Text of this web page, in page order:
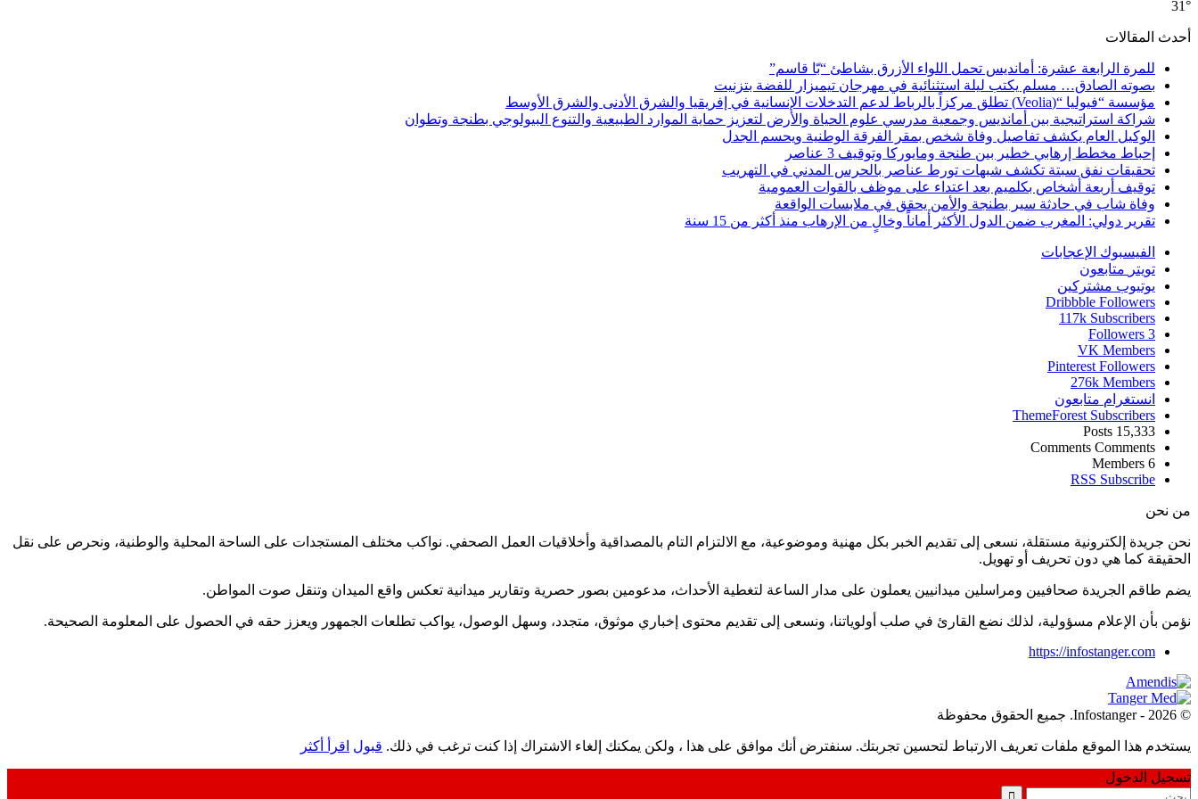
31°
أحدث المقالات
للمرة الرابعة عشرة: أمانديس تحمل اللواء الأزرق بشاطئ “بّا قاسم”
بصوته الصادق… مسلم يكتب ليلة استثنائية في مهرجان تيميزار للفضة بتزنيت
مؤسسة “فيوليا “(Veolia) تطلق مركزاً بالرباط لدعم التدخلات الإنسانية في إفريقيا والشرق الأدنى والشرق الأوسط
شراكة استراتيجية بين أمانديس وجمعية مدرسي علوم الحياة والأرض لتعزيز حماية الموارد الطبيعية والتنوع البيولوجي بطنجة وتطوان
الوكيل العام يكشف تفاصيل وفاة شخص بمقر الفرقة الوطنية ويحسم الجدل
إحباط مخطط إرهابي خطير بين طنجة ومايوركا وتوقيف 3 عناصر
تحقيقات نفق سبتة تكشف شبهات تورط عناصر بالحرس المدني في التهريب
توقيف أربعة أشخاص بكلميم بعد اعتداء على موظف بالقوات العمومية
وفاة شاب في حادثة سير بطنجة والأمن يحقق في ملابسات الواقعة
تقرير دولي: المغرب ضمن الدول الأكثر أماناً وخالٍ من الإرهاب منذ أكثر من 15 سنة
الفيسبوك الإعجابات
تويتر متابعون
يوتيوب مشتركين
Dribbble Followers
117k Subscribers
3
Followers
VK Members
Pinterest Followers
276k Members
انستغرام متابعون
ThemeForest Subscribers
15,333
Posts
Comments Comments
6
Members
RSS Subscribe
من نحن
نحن جريدة إلكترونية مستقلة، نسعى إلى تقديم الخبر بكل مهنية وموضوعية، مع الالتزام التام بالمصداقية وأخلاقيات العمل الصحفي. نواكب مختلف المستجدات على الساحة المحلية والوطنية، ونحرص على نقل
الحقيقة كما هي دون تحريف أو تهويل.
يضم طاقم الجريدة صحافيين ومراسلين ميدانيين يعملون على مدار الساعة لتغطية الأحداث، مدعومين بصور حصرية وتقارير ميدانية تعكس واقع الميدان وتنقل صوت المواطن.
نؤمن بأن الإعلام مسؤولية، لذلك نضع القارئ في صلب أولوياتنا، ونسعى إلى تقديم محتوى إخباري موثوق، متجدد، وسهل الوصول، يواكب تطلعات الجمهور ويعزز حقه في الحصول على المعلومة الصحيحة.
https://infostanger.com
© 2026 - Infostanger. جميع الحقوق محفوظة
يستخدم هذا الموقع ملفات تعريف الارتباط لتحسين تجربتك. سنفترض أنك موافق على هذا ، ولكن يمكنك إلغاء الاشتراك إذا كنت ترغب في ذلك. قبول اقرأ أكثر
تسجيل الدخول